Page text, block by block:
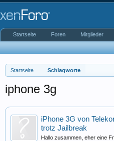
Startseite Schlagworte
iphone 3g
iPhone 3G von
trotz Jailbreak
Hallo zusammen, eher eine
Startseite Foren Mitglieder